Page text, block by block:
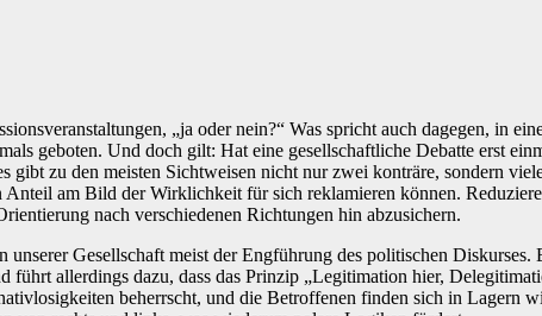
„ja oder nein?“ Was spricht auch dagegen, in
geboten. Und doch gilt: Hat eine gesellschaftliche Debatte erst
gibt zu den meisten Sichtweisen nicht nur zwei konträre, sondern
Anteil am Bild der Wirklichkeit für sich reklamieren können.
nach verschiedenen Richtungen hin abzusichern.
unserer Gesellschaft meist der Engführung des politischen
führt allerdings dazu, dass das Prinzip „Legitimation hier,
beherrscht, und die Betroffenen finden sich in Lagern